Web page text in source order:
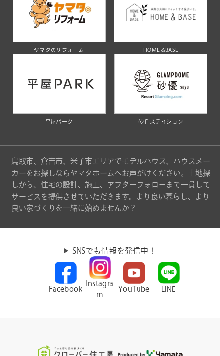
ヤマタのリフォーム HOME＆BASE
平屋パーク 砂丘ステイション
鳥取市、倉吉市、米子市エリアでモデルハウス、ハウスメー
カーをお探しならヤマタホームへお声がけください。土地探
しから、住宅の設計、施工、アフターフォローまで一貫して
サービスを提供させていただきます。より良い暮らし、より
良い家づくりを一緒に始めませんか？
SNSでも情報を発信中！
Facebook
Instagra
m
YouTube LINE